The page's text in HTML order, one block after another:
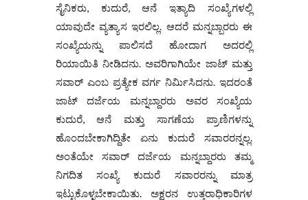
ಸೈನಿಕರು, ಕುದುರೆ, ಆನೆ ಇತ್ಯಾದಿ ಸಂಖ್ಯೆಗಳಲ್ಲಿ
ಯಾವುದೇ ವ್ಯತ್ಯಾಸ ಇರಲಿಲ್ಲ. ಆದರೆ ಮನ್ನಬ್ಬಾರರು ಈ
ಸಂಖ್ಯೆಯನ್ನು ಪಾಲಿಸದೆ ಹೋದಾಗ ಅದರಲ್ಲಿ
ರಿಯಾಯಿತಿ ನೀಡಿದನು. ಅವರಿಗಾಗಿಯೇ ಜಾಟ್ ಮತ್ತು
ಸವಾರ್ ಎಂಬ ಪ್ರತ್ಯೇಕ ವರ್ಗ ನಿರ್ಮಿಸಿದನು. ಇದರಂತೆ
ಜಾಟ್ ದರ್ಜೆಯ ಮನ್ನಬ್ದಾರರು ಅವರ ಸಂಖ್ಯೆಯ
ಕುದುರೆ, ಆನೆ ಮತ್ತು ಸಾಗಣೆಯ ಪ್ರಾಣಿಗಳನ್ನು
ಹೊಂದಬೇಕಾಗಿದ್ದಿತೇ ಏನು ಕುದುರೆ ಸವಾರರನ್ನಲ್ಲ.
ಅಂತೆಯೇ ಸವಾರ್ ದರ್ಜೆಯ ಮನ್ನಬ್ದಾರರು ತಮ್ಮ
ನಿಗದಿತ ಸಂಖ್ಯೆ ಕುದುರೆ ಸವಾರರನ್ನು ಮಾತ್ರ
ಇಟ್ಟುಕೊಳ್ಳಬೇಕಾಯಿತು. ಅಕ್ಷರನ ಉತ್ತರಾಧಿಕಾರಿಗಳ